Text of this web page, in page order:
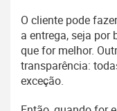
O cliente pode
a entrega, seja por
que for melhor.
transparência:
exceção.